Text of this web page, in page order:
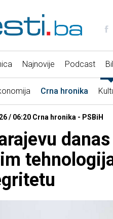
Najnovije Podcast
Crna hronika
/ 06:20 Crna hronika - PSBiH